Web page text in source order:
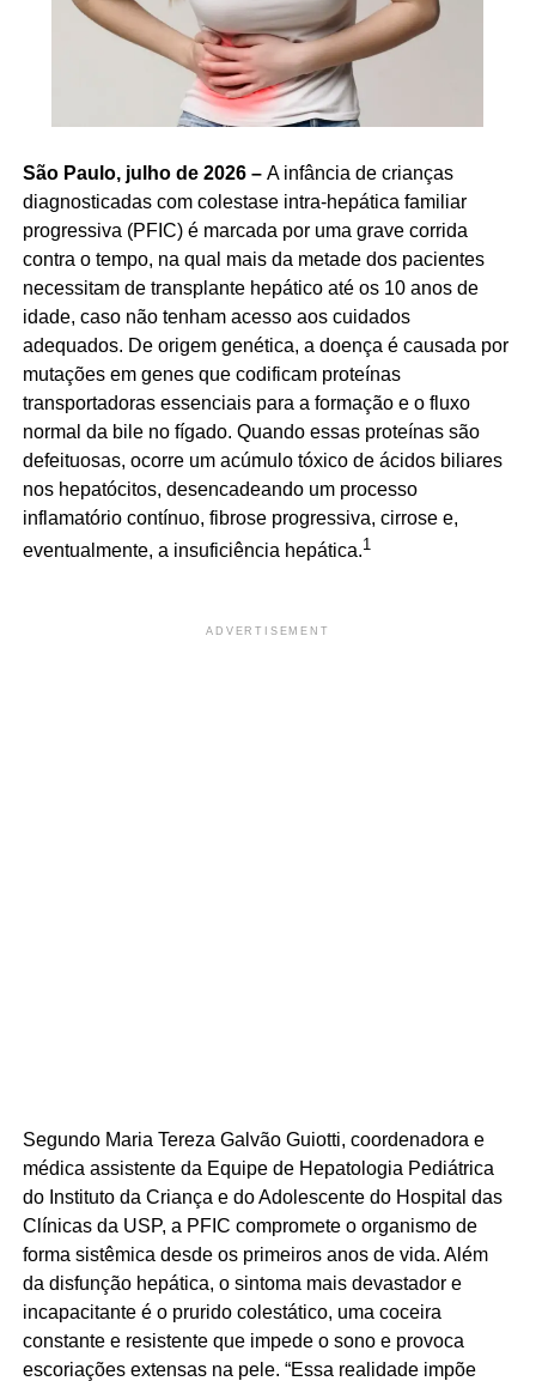
São Paulo, julho de 2026 –A infância de crianças
diagnosticadas com colestase intra-hepática familiar
progressiva (PFIC) é marcada por uma grave corrida
contra o tempo, na qual mais da metade dos pacientes
necessitam de transplante hepático até os 10 anos de
idade, caso não tenham acesso aos cuidados
adequados. De origem genética, a doença é causada por
mutações em genes que codificam proteínas
transportadoras essenciais para a formação e o fluxo
normal da bile no fígado. Quando essas proteínas são
defeituosas, ocorre um acúmulo tóxico de ácidos biliares
nos hepatócitos, desencadeando um processo
inflamatório contínuo, fibrose progressiva, cirrose e,
eventualmente, a insuficiência hepática.1
ADVERTISEMENT
Segundo Maria Tereza Galvão Guiotti, coordenadora e
médica assistente da Equipe de Hepatologia Pediátrica
do Instituto da Criança e do Adolescente do Hospital das
Clínicas da USP, a PFIC compromete o organismo de
forma sistêmica desde os primeiros anos de vida. Além
da disfunção hepática, o sintoma mais devastador e
incapacitante é o prurido colestático, uma coceira
constante e resistente que impede o sono e provoca
escoriações extensas na pele. “Essa realidade impõe